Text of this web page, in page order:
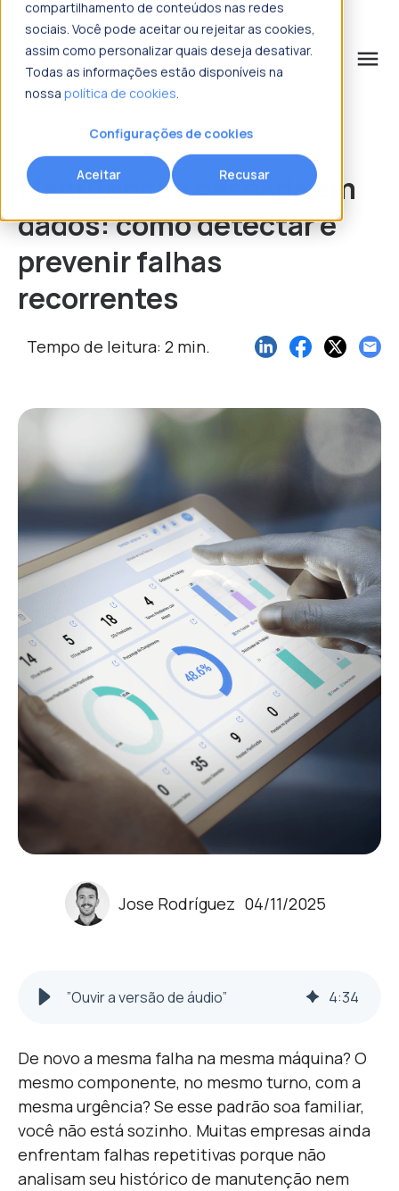
compartilhamento de conteúdos nas redes
sociais. Você pode aceitar ou rejeitar as cookies,
assim como personalizar quais deseja desativar.
Todas as informações estão disponíveis na
nossa política de cookies.
Configurações de cookies
Aceitar Recusar
menu
o que procura?
Manutenção baseada em
dados: como detectar e
prevenir falhas
recorrentes
Tempo de leitura: 2 min.
Jose Rodríguez 04/11/2025
”Ouvir a versão de áudio” 4:34
De novo a mesma falha na mesma máquina? O
mesmo componente, no mesmo turno, com a
mesma urgência? Se esse padrão soa familiar,
você não está sozinho. Muitas empresas ainda
enfrentam falhas repetitivas porque não
analisam seu histórico de manutenção nem